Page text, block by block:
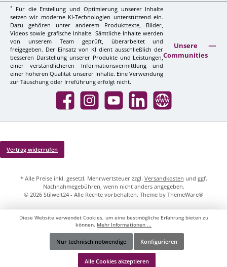
*
Für die Erstellung und Optimierung unserer Inhalte
setzen wir moderne KI-Technologien unterstützend ein.
Dazu gehören unter anderem Produkttexte, Bilder,
Videos sowie grafische Inhalte. Sämtliche Inhalte werden
von unserem Team geprüft, überarbeitet und
freigegeben. Der Einsatz von KI dient ausschließlich der
besseren Darstellung unserer Produkte und Leistungen,
einer verständlicheren Informationsvermittlung und
einer höheren Qualität unserer Inhalte. Eine Verwendung
zur Täuschung oder Irreführung erfolgt nicht.
Unsere
Communities
Facebook InstagramYouTube LinkedIn Website
Vertrag widerrufen
* Alle Preise inkl. gesetzl. Mehrwertsteuer zzgl. Versandkosten und ggf.
Nachnahmegebühren, wenn nicht anders angegeben.
© 2026 Stilwelt24 - Alle Rechte vorbehalten. Theme by ThemeWare®
Werkzeugleiste anzeigen
Diese Website verwendet Cookies, um eine bestmögliche Erfahrung bieten zu
können. Mehr Informationen ...
Nur technisch notwendige Konfigurieren
Alle Cookies akzeptieren